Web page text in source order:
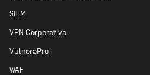
SIEM
VPN Corporativa
VulneraPro
WAF